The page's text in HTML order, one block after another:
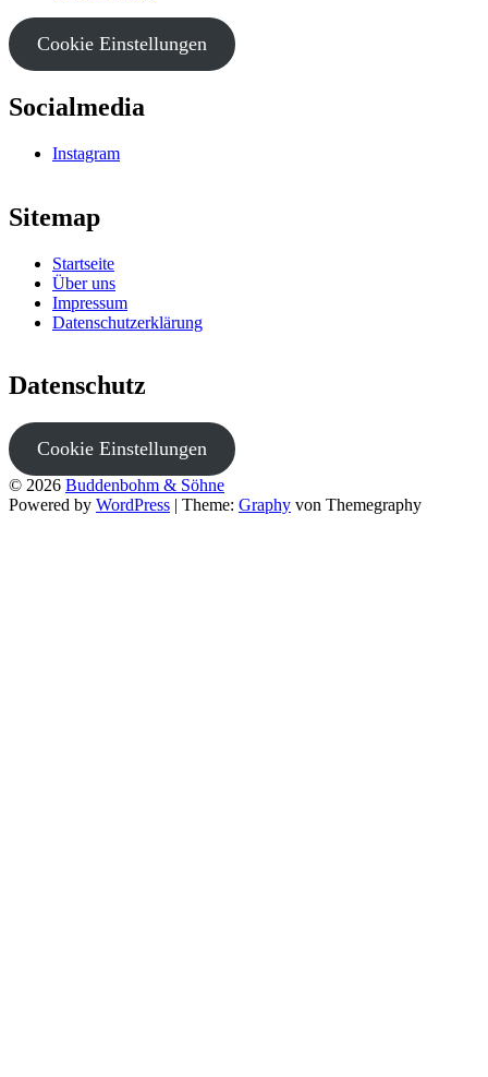
Cookie Einstellungen
Socialmedia
Instagram
Sitemap
Startseite
Über uns
Impressum
Datenschutzerklärung
Datenschutz
Cookie Einstellungen
© 2026 Buddenbohm & Söhne
Powered by WordPress | Theme: Graphy von Themegraphy